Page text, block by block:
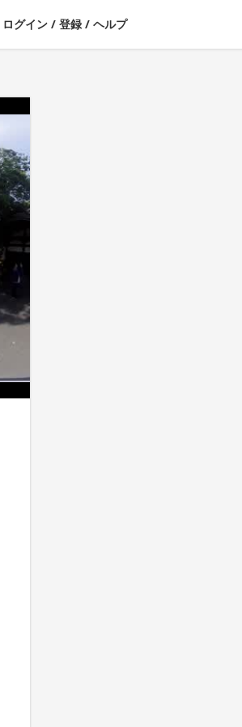
ログイン / 登録 / ヘルプ